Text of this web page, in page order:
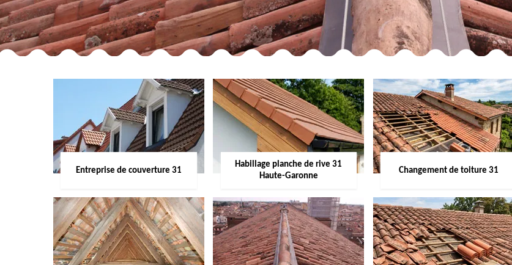
Entreprise de couverture 31
Habillage planche de rive 31
Haute-Garonne
Changement de toiture 31